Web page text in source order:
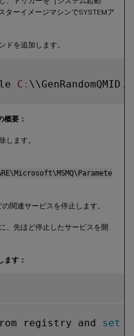
ターイメージマシンでSYSTEMア
ドを追加します。
C : \\GenRandomQMID .
要：
します。
関連サービスを停止します。
、先ほど停止したサービスを開
す：
registry and set